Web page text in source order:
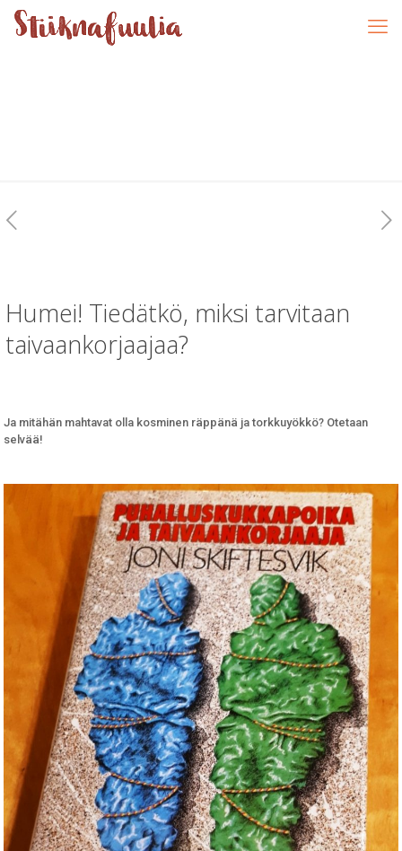
Humei! Tiedätkö, miksi tarvitaan
taivaankorjaajaa?
Ja mitähän mahtavat olla kosminen räppänä ja torkkuyökkö? Otetaan
selvää!